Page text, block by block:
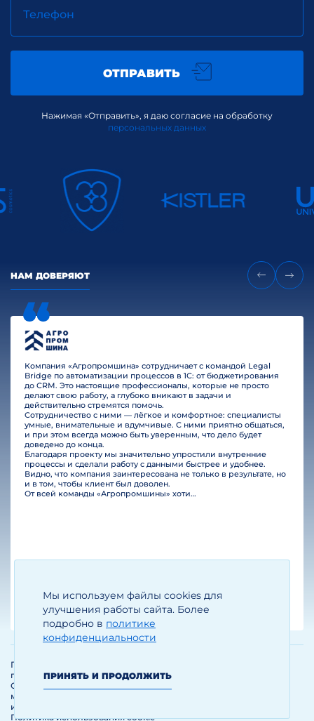
Мы используем файлы cookies для
улучшения работы сайта. Более
подробно в политике
конфиденциальности
ПРИНЯТЬ И ПРОДОЛЖИТЬ
Телефон
ОТПРАВИТЬ
Нажимая «Отправить», я даю согласие на обработку
персональных данных
НАМ ДОВЕРЯЮТ
Компания «Агропромшина» сотрудничает с командой Legal
Bridge по автоматизации процессов в 1С: от бюджетирования
до CRM. Это настоящие профессионалы, которые не просто
делают свою работу, а глубоко вникают в задачи и
действительно стремятся помочь.
Сотрудничество с ними — лёгкое и комфортное: специалисты
умные, внимательные и вдумчивые. С ними приятно общаться,
и при этом всегда можно быть уверенным, что дело будет
доведено до конца.
Благодаря проекту мы значительно упростили внутренние
процессы и сделали работу с данными быстрее и удобнее.
Видно, что компания заинтересована не только в результате, но
и в том, чтобы клиент был доволен.
От всей команды «Агропромшины» хотим поблагодарить специалистов Legal Bridge за отличную работу и человеческое отношение.…
Егизарян И.А.
Генеральный директор
Политика обработки и защиты
персональных данных
Политика использования cookie-
Соглашение об использовании
материалов и сервисов
интернет-сайта